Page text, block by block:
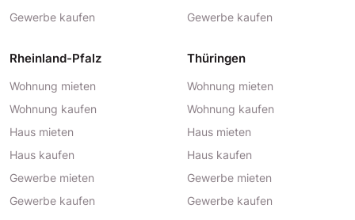
Gewerbe kaufen
Gewerbe kaufen
Rheinland-Pfalz
Wohnung mieten
Wohnung kaufen
Haus mieten
Haus kaufen
Gewerbe mieten
Gewerbe kaufen
Thüringen
Wohnung mieten
Wohnung kaufen
Haus mieten
Haus kaufen
Gewerbe mieten
Gewerbe kaufen